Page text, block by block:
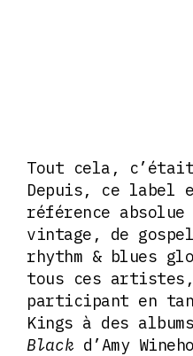
Tout cela,
Depuis, ce label
référence
vintage, de
rhythm & blues
tous ces
participant en
Kings à des
Black d’Amy